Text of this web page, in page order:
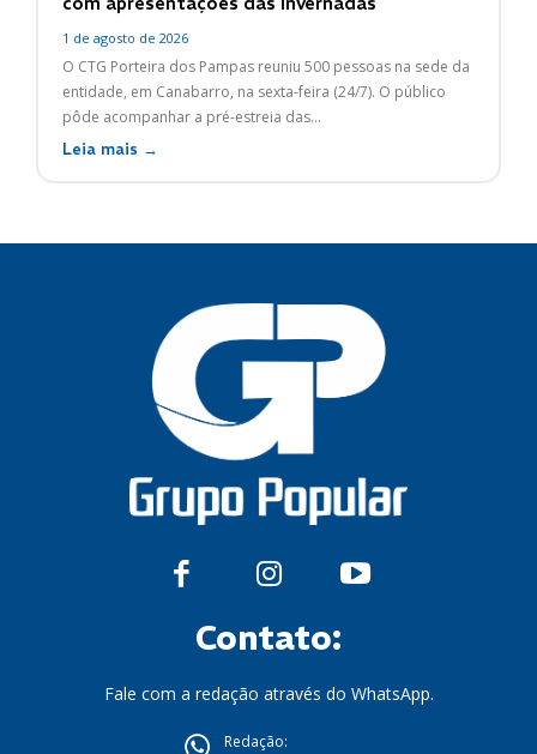
1 de agosto de 2026
O CTG Porteira dos Pampas reuniu 500 pessoas na sede da
entidade, em Canabarro, na sexta-feira (24/7). O público
pôde acompanhar a pré-estreia das...
Leia mais →
Contato:
Fale com a redação através do WhatsApp.
Redação: